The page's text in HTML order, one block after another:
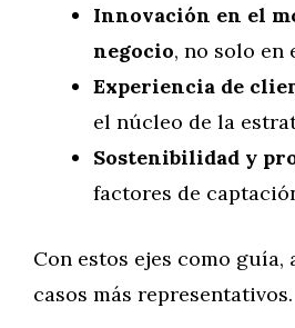
Innovación en el
negocio, no solo en
Experiencia de
el núcleo de la
Sostenibilidad y
factores de
Con estos ejes como guía,
casos más representativos.